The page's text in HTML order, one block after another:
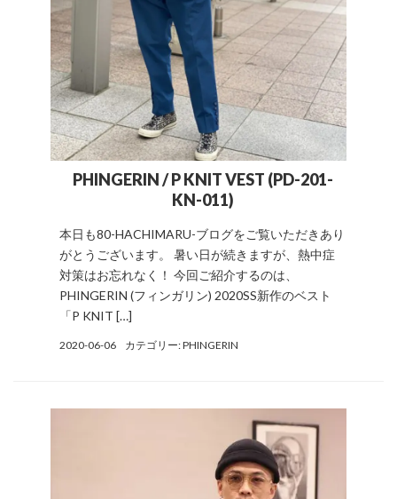
PHINGERIN / P KNIT VEST (PD-201-
KN-011)
本日も80-HACHIMARU-ブログをご覧いただきあり
がとうございます。 暑い日が続きますが、熱中症
対策はお忘れなく！ 今回ご紹介するのは、
PHINGERIN (フィンガリン) 2020SS新作のベスト
「P KNIT […]
2020-06-06 カテゴリー:PHINGERIN